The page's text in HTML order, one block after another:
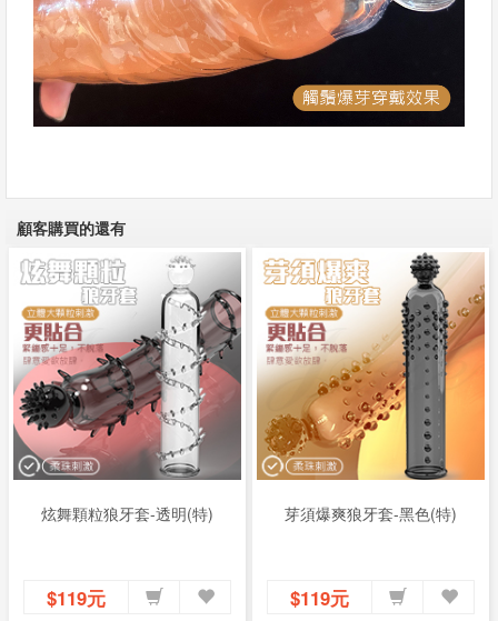
顧客購買的還有
炫舞顆粒狼牙套-透明(特)
$119元
芽須爆爽狼牙套-黑色(特)
$119元